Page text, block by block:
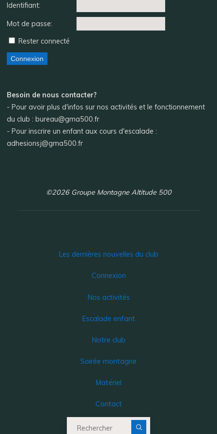
Identifiant:
Mot de passe:
Rester connecté
Connexion
Besoin de nous contacter?
- Pour avoir plus d'infos sur nos activités et le fonctionnement
du club : bureau@gma500.fr
- Pour inscrire un enfant aux cours d'escalade :
adhesionsj@gma500.fr
©2026 Groupe Montagne Altitude 500
Les dernières nouvelles du club
Connexion
Nos activités
Escalade enfant
Notre club
Soirée montagne
Matériel
Contact